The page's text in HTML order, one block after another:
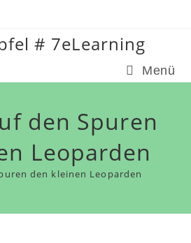
# 7eLearning
Menü
den Spuren
Leoparden
den kleinen Leoparden